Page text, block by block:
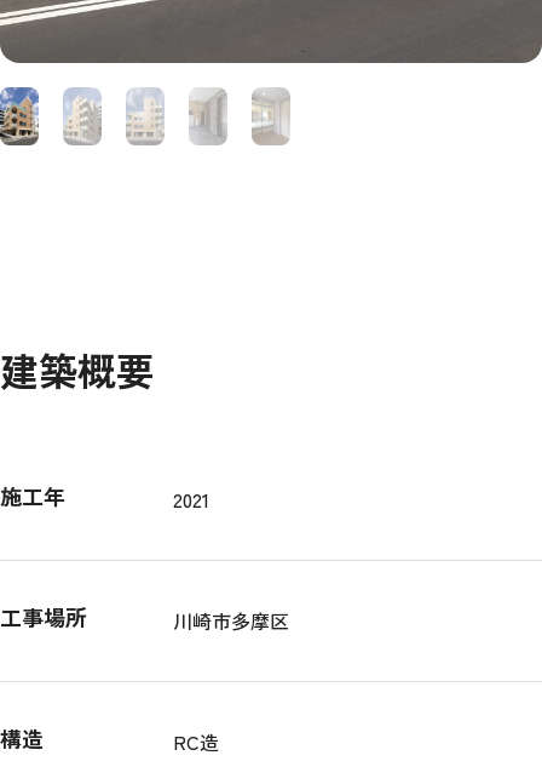
建築概要
施工年 2021
工事場所 川崎市多摩区
構造 RC造